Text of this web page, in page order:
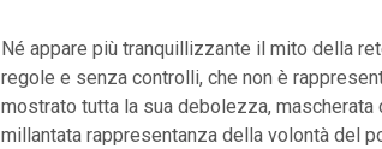
Né appare più tranquillizzante il mito della
regole e senza controlli, che non è
mostrato tutta la sua debolezza,
millantata rappresentanza della volontà del